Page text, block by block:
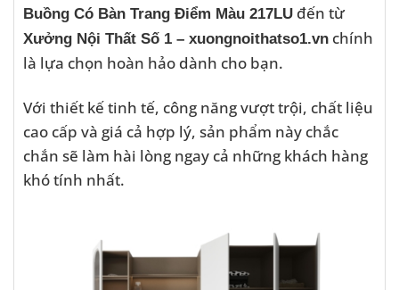
Buồng Có Bàn Trang Điểm Màu 217LU đến từ
Xưởng Nội Thất Số 1 – xuongnoithatso1.vn chính
là lựa chọn hoàn hảo dành cho bạn.
Với thiết kế tinh tế, công năng vượt trội, chất liệu
cao cấp và giá cả hợp lý, sản phẩm này chắc
chắn sẽ làm hài lòng ngay cả những khách hàng
khó tính nhất.